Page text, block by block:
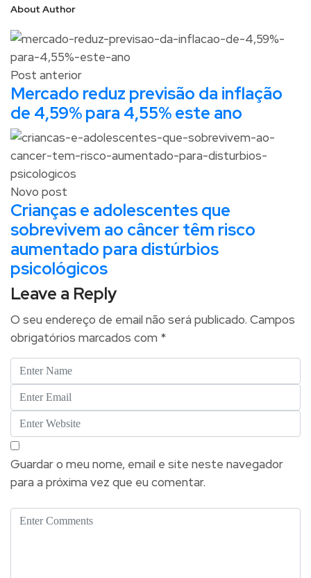
About Author
Post anterior
Mercado reduz previsão da inflação
de 4,59% para 4,55% este ano
Novo post
Crianças e adolescentes que
sobrevivem ao câncer têm risco
aumentado para distúrbios
psicológicos
Leave a Reply
O seu endereço de email não será publicado. Campos
obrigatórios marcados com *
Guardar o meu nome, email e site neste navegador
para a próxima vez que eu comentar.